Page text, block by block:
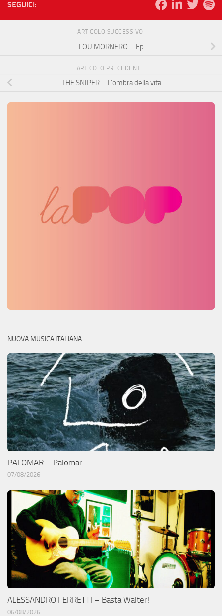
SEGUICI:
ARTICOLO SUCCESSIVO
LOU MORNERO – Ep
ARTICOLO PRECEDENTE
THE SNIPER – L’ombra della vita
NUOVA MUSICA ITALIANA
PALOMAR – Palomar
07/08/2026
ALESSANDRO FERRETTI – Basta Walter!
06/08/2026